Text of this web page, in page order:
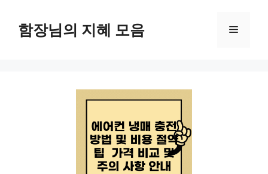
함장님의 지혜 모음 메